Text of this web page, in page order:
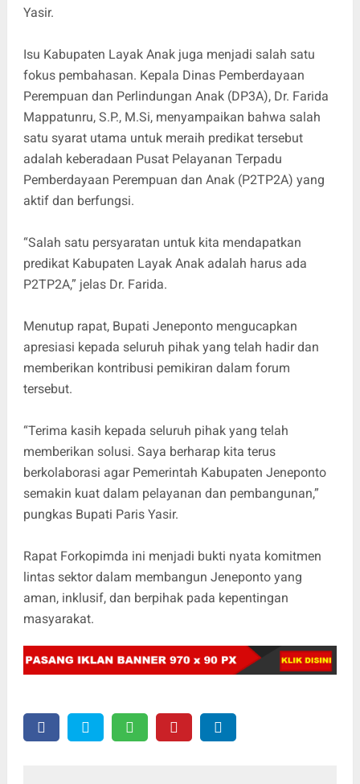
Yasir.
Isu Kabupaten Layak Anak juga menjadi salah satu
fokus pembahasan. Kepala Dinas Pemberdayaan
Perempuan dan Perlindungan Anak (DP3A), Dr. Farida
Mappatunru, S.P., M.Si, menyampaikan bahwa salah
satu syarat utama untuk meraih predikat tersebut
adalah keberadaan Pusat Pelayanan Terpadu
Pemberdayaan Perempuan dan Anak (P2TP2A) yang
aktif dan berfungsi.
“Salah satu persyaratan untuk kita mendapatkan
predikat Kabupaten Layak Anak adalah harus ada
P2TP2A,” jelas Dr. Farida.
Menutup rapat, Bupati Jeneponto mengucapkan
apresiasi kepada seluruh pihak yang telah hadir dan
memberikan kontribusi pemikiran dalam forum
tersebut.
“Terima kasih kepada seluruh pihak yang telah
memberikan solusi. Saya berharap kita terus
berkolaborasi agar Pemerintah Kabupaten Jeneponto
semakin kuat dalam pelayanan dan pembangunan,”
pungkas Bupati Paris Yasir.
Rapat Forkopimda ini menjadi bukti nyata komitmen
lintas sektor dalam membangun Jeneponto yang
aman, inklusif, dan berpihak pada kepentingan
masyarakat.